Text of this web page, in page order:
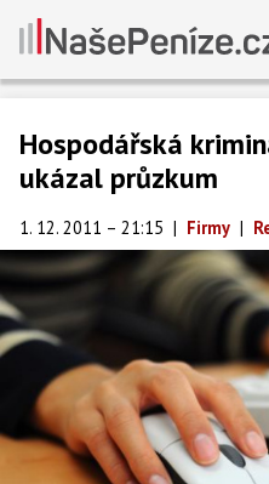
Hospodářská
ukázal průzkum
1. 12. 2011 – 21:15 | Firmy |